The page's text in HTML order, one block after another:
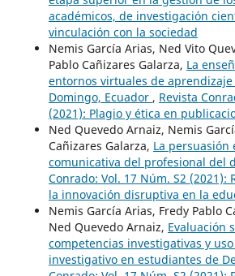
académicos, de investigación
vinculación con la sociedad
Nemis García Arias, Ned Vito
Pablo Cañizares Galarza, La
entornos virtuales de
Domingo, Ecuador , Revista
(2021): Plagio y ética en
Ned Quevedo Arnaiz, Nemis
Cañizares Galarza, La persuasión
comunicativa del profesional del
Conrado: Vol. 17 Núm. S2 (2021):
la innovación disruptiva en la
Nemis García Arias, Fredy Pablo
Ned Quevedo Arnaiz, Evaluación
competencias investigativas y
investigativo en estudiantes de